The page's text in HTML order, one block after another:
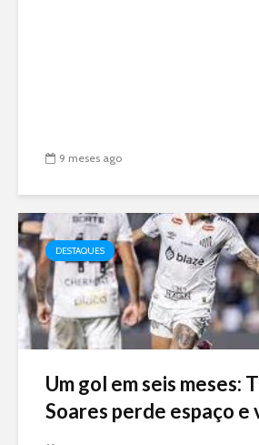
9 meses ago
DESTAQUES
Um gol em seis meses:
Soares perde espaço e